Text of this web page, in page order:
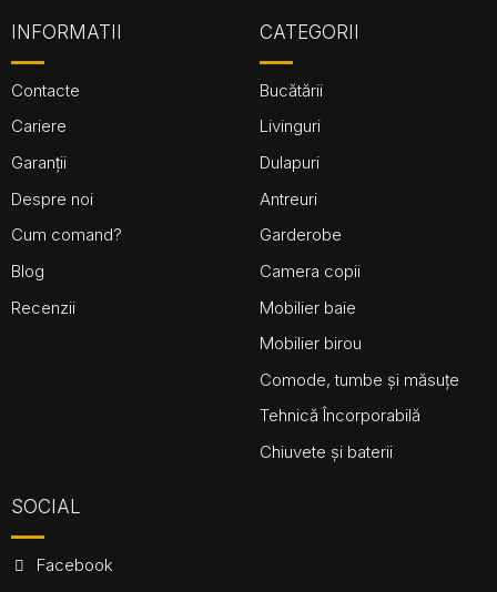
INFORMATII
Contacte
Cariere
Garanții
Despre noi
Cum comand?
Blog
Recenzii
CATEGORII
Bucătării
Livinguri
Dulapuri
Antreuri
Garderobe
Camera copii
Mobilier baie
Mobilier birou
Comode, tumbe și măsuțe
Tehnică Încorporabilă
Chiuvete și baterii
SOCIAL
Facebook